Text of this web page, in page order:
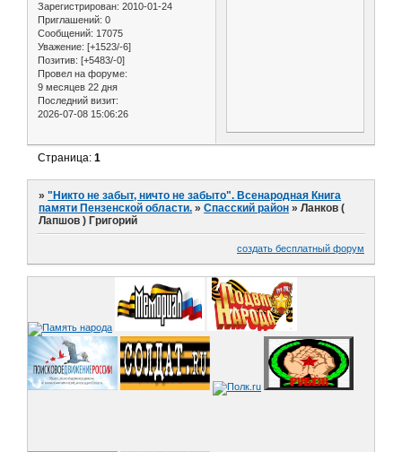
Зарегистрирован: 2010-01-24
Приглашений: 0
Сообщений: 17075
Уважение: [+1523/-6]
Позитив: [+5483/-0]
Провел на форуме:
9 месяцев 22 дня
Последний визит:
2026-07-08 15:06:26
Страница:1
»"Никто не забыт, ничто не забыто". Всенародная Книга
памяти Пензенской области. »Спасский район »Ланков (
Лапшов ) Григорий
создать бесплатный форум